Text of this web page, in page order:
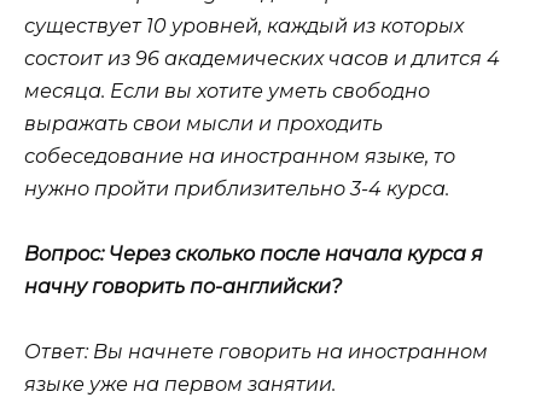
существует 10 уровней, каждый из которых
состоит из 96 академических часов и длится 4
месяца. Если вы хотите уметь свободно
выражать свои мысли и проходить
собеседование на иностранном языке, то
нужно пройти приблизительно 3-4 курса.
Вопрос: Через сколько после начала курса я
начну говорить по-английски?
Ответ: Вы начнете говорить на иностранном
языке уже на первом занятии.